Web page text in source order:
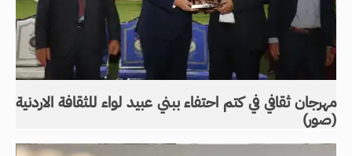
مهرجان ثقافي في كتم احتفاء ببني عبيد لواء للثقافة الاردنية
(صور)